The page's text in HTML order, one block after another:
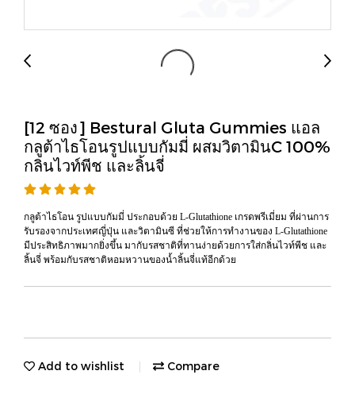
[12 ซอง] Bestural Gluta Gummies แอล
กลูต้าไธโอนรูปแบบกัมมี่ ผสมวิตามินC 100%
กลินไวท์พีช และลิ้นจี่
กลูต้าไธโอน รูปแบบกัมมี่ ประกอบด้วย L-Glutathione เกรดพรีเมี่ยม ที่ผ่านการ
รับรองจากประเทศญี่ปุ่น และวิตามินซี ที่ช่วยให้การทำงานของ L-Glutathione
มีประสิทธิภาพมากยิ่งขึ้น มากับรสชาติที่ทานง่ายด้วยการใส่กลิ่นไวท์พีช และ
ลิ้นจี่ พร้อมกับรสชาติหอมหวานของน้ำลิ้นจี่แท้อีกด้วย
Add to wishlist Compare